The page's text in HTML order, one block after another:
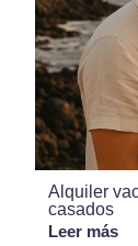
Alquiler
casados
Leer más